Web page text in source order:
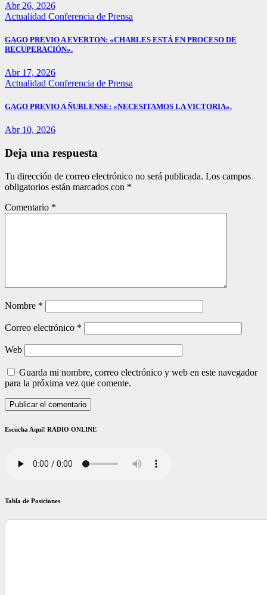
Abr 26, 2026
Actualidad Conferencia de Prensa
GAGO PREVIO A EVERTON: «CHARLES ESTÁ EN PROCESO DE
RECUPERACIÓN».
Abr 17, 2026
Actualidad Conferencia de Prensa
GAGO PREVIO A ÑUBLENSE: «NECESITAMOS LA VICTORIA».
Abr 10, 2026
Deja una respuesta
Tu dirección de correo electrónico no será publicada. Los campos
obligatorios están marcados con *
Comentario *
Nombre *
Correo electrónico *
Web
Guarda mi nombre, correo electrónico y web en este navegador
para la próxima vez que comente.
Escucha Aquí! RADIO ONLINE
Tabla de Posiciones